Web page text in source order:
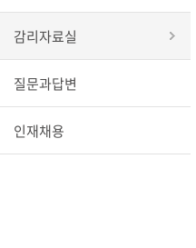
감리자료실
질문과답변
인재채용